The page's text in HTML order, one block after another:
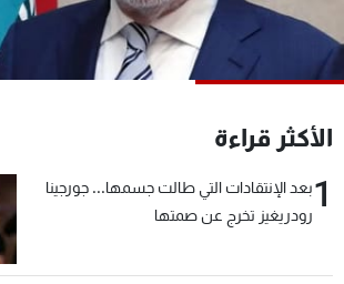
الأكثر قراءة
1بعد الإنتقادات التي طالت جسمها... جورجينا
رودريغيز تخرج عن صمتها
شاهد البرامج
الترددات
الإنـتـاج
سياسة الخصوصية